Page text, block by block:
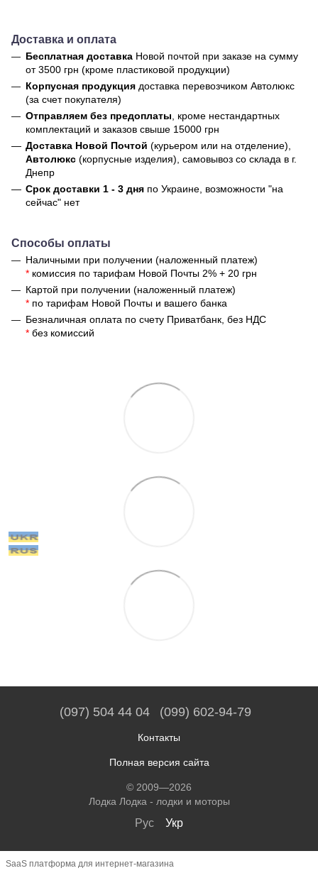
Доставка и оплата
Бесплатная доставка Новой почтой при заказе на сумму
от 3500 грн (кроме пластиковой продукции)
Корпусная продукция доставка перевозчиком Автолюкс
(за счет покупателя)
Отправляем без предоплаты , кроме нестандартных
комплектаций и заказов свыше 15000 грн
Доставка Новой Почтой (курьером или на отделение),
Автолюкс (корпусные изделия), самовывоз со склада в г.
Днепр
Срок доставки 1 - 3 дня по Украине, возможности "на
сейчас" нет
Способы оплаты
Наличными при получении (наложенный платеж)
* комиссия по тарифам Новой Почты 2% + 20 грн
Картой при получении (наложенный платеж)
* по тарифам Новой Почты и вашего банка
Безналичная оплата по счету Приватбанк, без НДС
* без комиссий
(097) 504 44 04 (099) 602-94-79
Контакты
Полная версия сайта
© 2009—2026
Лодка Лодка - лодки и моторы
Рус Укр
SaaS платформа для интернет-магазина